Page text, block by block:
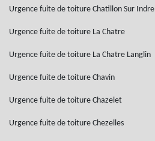
Urgence fuite de toiture Chatillon Sur Indre
Urgence fuite de toiture La Chatre
Urgence fuite de toiture La Chatre Langlin
Urgence fuite de toiture Chavin
Urgence fuite de toiture Chazelet
Urgence fuite de toiture Chezelles